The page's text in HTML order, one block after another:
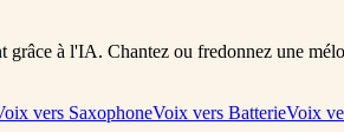
à l'IA. Chantez ou fredonnez une
vers SaxophoneVoix vers BatterieVoix